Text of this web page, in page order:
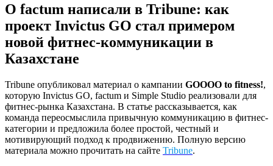
О factum написали в Tribune: как
проект Invictus GO стал примером
новой фитнес-коммуникации в
Казахстане
Tribune опубликовал материал о кампании GOOOO to fitness!,
которую Invictus GO, factum и Simple Studio реализовали для
фитнес-рынка Казахстана. В статье рассказывается, как
команда переосмыслила привычную коммуникацию в фитнес-
категории и предложила более простой, честный и
мотивирующий подход к продвижению. Полную версию
материала можно прочитать на сайте Tribune.